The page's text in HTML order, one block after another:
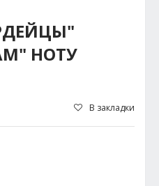
НОТУ
В закладки